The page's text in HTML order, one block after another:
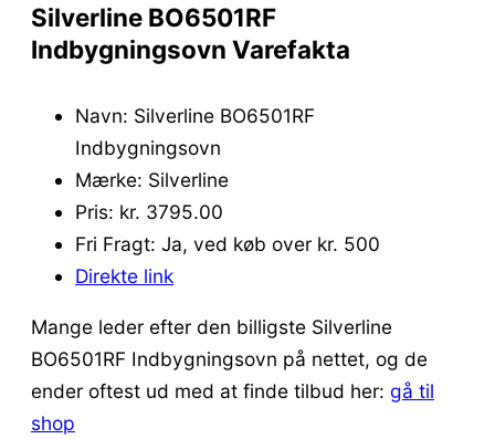
Silverline BO6501RF
Indbygningsovn Varefakta
Navn: Silverline BO6501RF
Indbygningsovn
Mærke: Silverline
Pris: kr. 3795.00
Fri Fragt: Ja, ved køb over kr. 500
Direkte link
Mange leder efter den billigste Silverline
BO6501RF Indbygningsovn på nettet, og de
ender oftest ud med at finde tilbud her: gå til
shop